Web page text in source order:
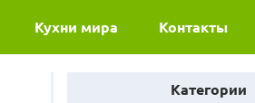
Кухни мира Контакты
Категории